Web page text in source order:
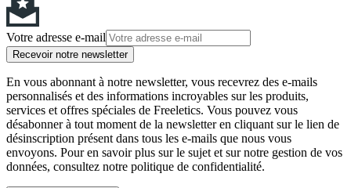
Votre adresse e-mail
Recevoir notre newsletter
En vous abonnant à notre newsletter, vous recevrez des e-mails
personnalisés et des informations incroyables sur les produits,
services et offres spéciales de Freeletics. Vous pouvez vous
désabonner à tout moment de la newsletter en cliquant sur le lien de
désinscription présent dans tous les e-mails que nous vous
envoyons. Pour en savoir plus sur le sujet et sur notre gestion de vos
données, consultez notre politique de confidentialité.